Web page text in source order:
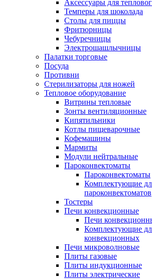
Аксессуары для
Темперы для шоколада
Столы для пиццы
Фритюрницы
Чебуречницы
Электрошашлычницы
Палатки торговые
Посуда
Противни
Стерилизаторы для ножей
Тепловое оборудование
Витрины тепловые
Зонты вентиляционные
Кипятильники
Котлы пищеварочные
Кофемашины
Мармиты
Модули нейтральные
Пароконвектоматы
Пароконвектоматы
Комплектующие
пароконвектоматов
Тостеры
Печи конвекционные
Печи
Комплектующие
конвекционных
Печи микроволновые
Плиты газовые
Плиты индукционные
Плиты электрические